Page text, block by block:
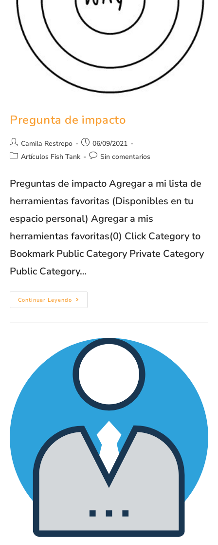
Pregunta de impacto
Camila Restrepo
06/09/2021
Artículos Fish Tank
Sin comentarios
Preguntas de impacto Agregar a mi lista de
herramientas favoritas (Disponibles en tu
espacio personal) Agregar a mis
herramientas favoritas(0) Click Category to
Bookmark Public Category Private Category
Public Category…
Continuar Leyendo